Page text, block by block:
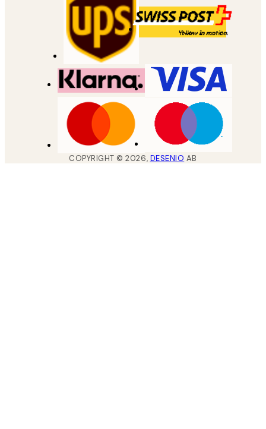
COPYRIGHT ©2026, DESENIO AB